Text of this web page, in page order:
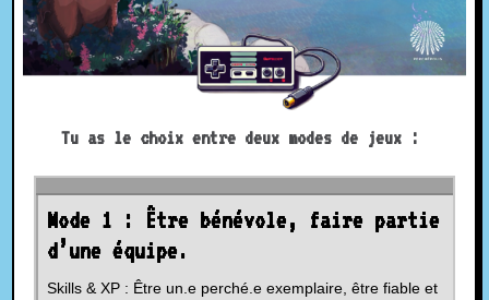
Tu as le choix entre deux modes de jeux :
Mode 1 : Être bénévole, faire partie
d’une équipe.
Skills & XP : Être un.e perché.e exemplaire, être fiable et